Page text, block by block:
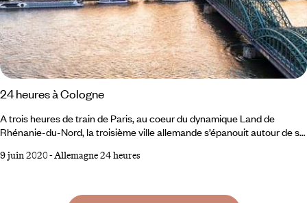
24 heures à Cologne
A trois heures de train de Paris, au coeur du dynamique Land de
Rhénanie-du-Nord, la troisième ville allemande s’épanouit autour de sa
alliées qui ont l’ont en partie détruite. Musique, théâtre, arts plastiques,
9 juin 2020-Allemagne 24 heures